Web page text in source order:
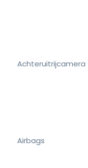
Achteruitrijcamera
Airbags